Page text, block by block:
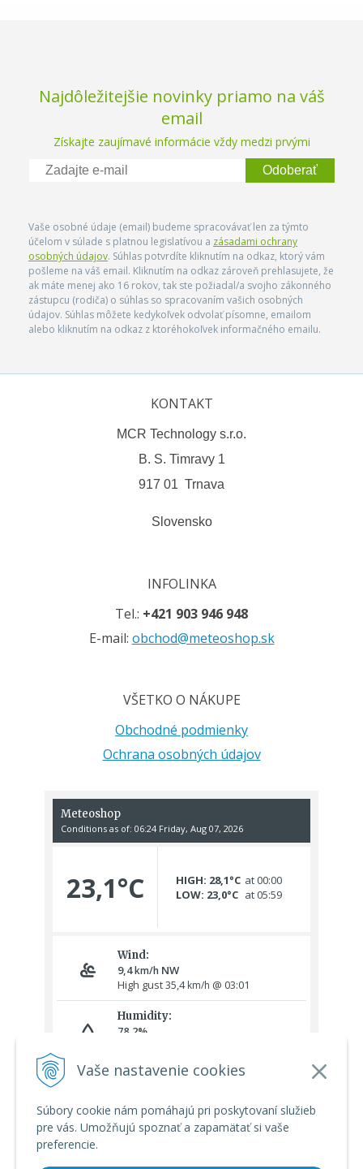
Vaše nastavenie cookies
Súbory cookie nám pomáhajú pri poskytovaní služieb
pre vás. Umožňujú spoznať a zapamätať si vaše
preferencie.
Najdôležitejšie novinky priamo na váš
email
Získajte zaujímavé informácie vždy medzi prvými
Odoberať
Vaše osobné údaje (email) budeme spracovávať len za týmto
účelom v súlade s platnou legislatívou a zásadami ochrany
osobných údajov. Súhlas potvrdíte kliknutím na odkaz, ktorý vám
pošleme na váš email. Kliknutím na odkaz zároveň prehlasujete, že
ak máte menej ako 16 rokov, tak ste požiadal/a svojho zákonného
zástupcu (rodiča) o súhlas so spracovaním vašich osobných
údajov. Súhlas môžete kedykoľvek odvolať písomne, emailom
alebo kliknutím na odkaz z ktoréhokoľvek informačného emailu.
KONTAKT
MCR Technology s.r.o.
B. S. Timravy 1
917 01 Trnava
Slovensko
INFOLINKA
Tel.: +421 903 946 948
E-mail: obchod@meteoshop.sk
VŠETKO O NÁKUPE
Obchodné podmienky
Ochrana osobných údajov